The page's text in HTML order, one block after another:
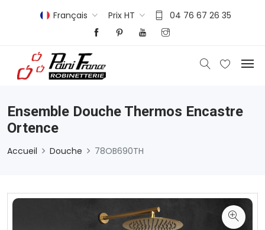
Français Prix HT 04 76 67 26 35
Ensemble Douche Thermos Encastre
Ortence
Accueil Douche 78OB690TH